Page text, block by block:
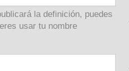
la definición, puedes
usar tu nombre